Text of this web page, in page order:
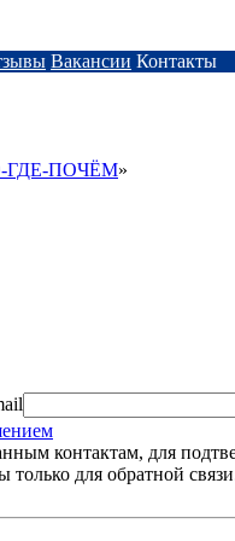
Вакансии Контакты
ГДЕ-ПОЧЁМ»
контактам, для
только для обратной